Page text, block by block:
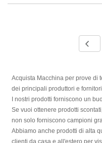
Acquista Macchina per prove di
dei principali produttori e
I nostri prodotti forniscono un
Se vuoi ottenere prodotti
non solo forniscono campioni
Abbiamo anche prodotti di alta
clienti da casa e all'estero per